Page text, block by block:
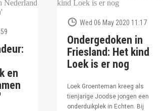
en
Wed 06 May 2020 11:17
Ondergedoken in
Friesland: Het kind
Loek is er nog
Loek Groenteman kreeg als
tienjarige Joodse jongen een
onderduikplek in Echten. Bij